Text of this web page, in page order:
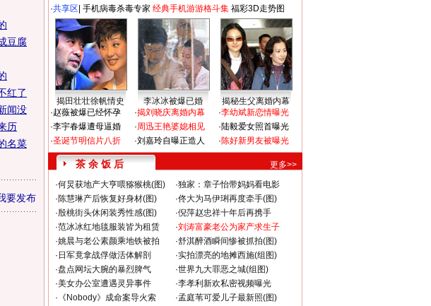
豆腐
红了
闻没
历
名菜
要发布
·共享区 手机病毒杀毒专家 经典手机游游格斗集 福彩3D走势图
揭田壮壮徐帆情史 李冰冰被爆已婚
揭秘生父离婚内幕
·赵薇被爆已经怀孕
·李宇春爆遭母逼婚
·圣诞节明信片八折
·揭刘晓庆离婚内幕
·周迅王艳婆媳相见
·刘嘉玲自曝正造人
·李幼斌新恋情曝光
·陆毅爱女照首曝光
·陈好新男友被曝光
茶 余 饭 后
更多>>
·何炅获地产大亨喂猕猴桃(图) ·独家：章子怡带妈妈看电影
·陈慧琳产后恢复好身材(图) ·佟大为马伊琍再度牵手(图)
·殷桃街头休闲装秀性感(图) ·倪萍赵忠祥十年后再携手
·范冰冰红地毯服装皆为租赁 ·刘涛富豪老公为家产求生子
·姚晨与老公素颜乘地铁被拍 ·舒淇醉酒瞬间惨被抓拍(图)
· 日军竟拿战俘做活体解剖 ·实拍漂亮的地摊西施(组图)
·盘点网坛大腕的暴烈脾气 ·世界九大罪恶之城(组图)
·美女办公室遭遇灵异事件 ·李孝利新欢私密视频曝光
· 《Nobody》成命案导火索 ·孟庭苇可爱儿子最新照(图)